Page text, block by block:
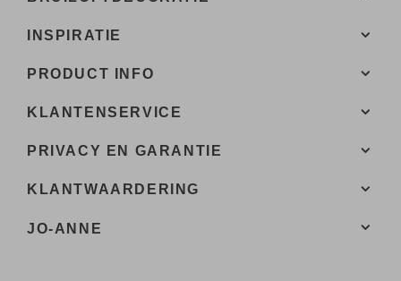
INSPIRATIE
PRODUCT INFO
KLANTENSERVICE
PRIVACY EN GARANTIE
KLANTWAARDERING
JO-ANNE